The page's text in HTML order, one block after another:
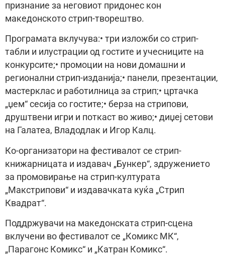
признание за неговиот придонес кон
македонското стрип-творештво.
Програмата вклучува:• три изложби со стрип-
табли и илустрации од гостите и учесниците на
конкурсите;• промоции на нови домашни и
регионални стрип-изданија;• панели, презентации,
мастерклас и работилница за стрип;• цртачка
„џем“ сесија со гостите;• берза на стрипови,
друштвени игри и поткаст во живо;• диџеј сетови
на Галатеа, Владодлак и Игор Калц.
Ко-организатори на фестивалот се стрип-
книжарницата и издавач „Бункер“, здружението
за промовирање на стрип-културата
„Макстрипови“ и издавачката куќа „Стрип
Квадрат“.
Поддржувачи на македонската стрип-сцена
вклучени во фестивалот се „Комикс МК“,
„Парагонс Комикс“ и „Катран Комикс“.